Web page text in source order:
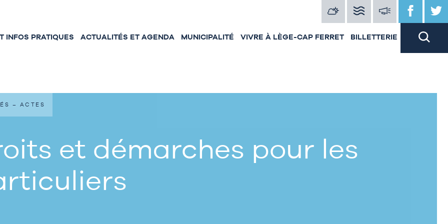
INFOS PRATIQUES ACTUALITÉS ET AGENDA MUNICIPALITÉ VIVRE À LÈGE-CAP FERRET BILLETTERIE
et démarches pour les
– ACTES